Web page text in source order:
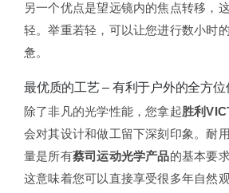
另一个优点是望远镜内的焦点转移，
轻。举重若轻，可以让您进行数小时
惫。
最优质的工艺 – 有利于户外的全方位
除了非凡的光学性能，您拿起胜利
会对其设计和做工留下深刻印象。耐
量是所有蔡司运动光学产品的基本要
这意味着您可以直接享受很多年自然